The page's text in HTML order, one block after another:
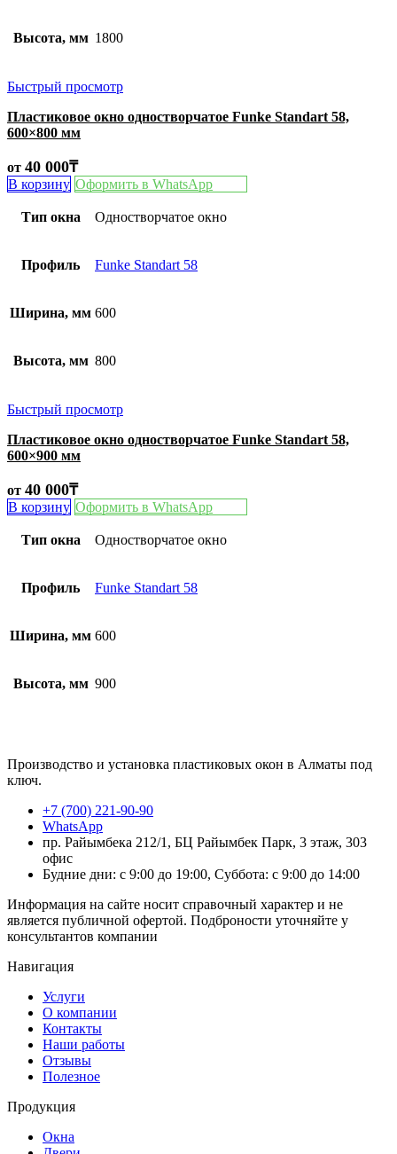
Высота, мм 1800
Быстрый просмотр
Пластиковое окно одностворчатое Funke Standart 58,
600×800 мм
от 40 000₸
В корзину Оформить в WhatsApp
Тип окна Одностворчатое окно
Профиль Funke Standart 58
Ширина, мм 600
Высота, мм 800
Быстрый просмотр
Пластиковое окно одностворчатое Funke Standart 58,
600×900 мм
от 40 000₸
В корзину Оформить в WhatsApp
Тип окна Одностворчатое окно
Профиль Funke Standart 58
Ширина, мм 600
Высота, мм 900
Производство и установка пластиковых окон в Алматы под
ключ.
+7 (700) 221-90-90
WhatsApp
пр. Райымбека 212/1, БЦ Райымбек Парк, 3 этаж, 303
офис
Будние дни: с 9:00 до 19:00, Суббота: с 9:00 до 14:00
Информация на сайте носит справочный характер и не
является публичной офертой. Подброности уточняйте у
консультантов компании
Навигация
Услуги
О компании
Контакты
Наши работы
Отзывы
Полезное
Продукция
Окна